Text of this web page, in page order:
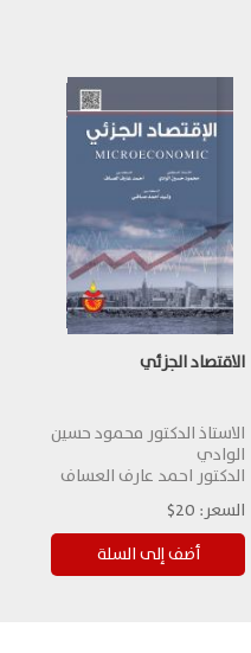
الاقتصاد الجزئي
الاستاذ الدكتور محمود حسين
الوادي
الدكتور احمد عارف العساف
السعر: 20$